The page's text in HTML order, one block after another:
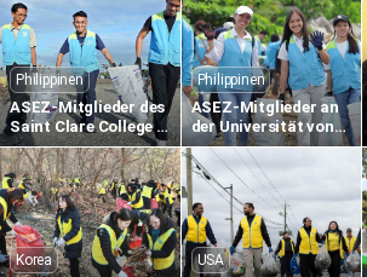
Passaliebe zum
Leben
Passaliebe zum
Leben
Philippinen
ASEZ-Mitglieder des
Saint Clare College in
Caloocan auf den
Philippinen sammeln
Plastikmüll am
Strand
Philippinen
ASEZ-Mitglieder an
der Universität von
Südost-Philippinen
säubern das
Küstengebiet von
Tabok
Korea USA